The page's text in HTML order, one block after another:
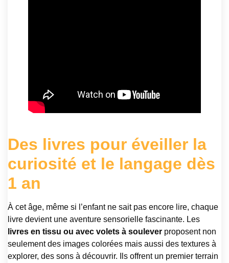
Des livres pour éveiller la
curiosité et le langage dès
1 an
À cet âge, même si l’enfant ne sait pas encore lire, chaque
livre devient une aventure sensorielle fascinante. Les
livres en tissu ou avec volets à soulever proposent non
seulement des images colorées mais aussi des textures à
explorer, des sons à découvrir. Ils offrent un premier terrain